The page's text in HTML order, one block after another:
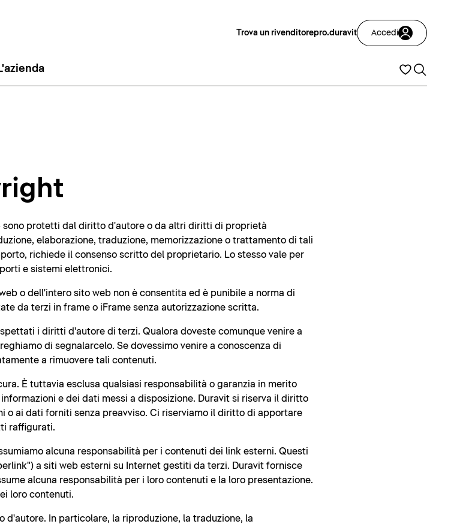
Trova un rivenditorepro.duravit Accedi
protetti dal diritto d'autore o da altri diritti di proprietà
elaborazione, traduzione, memorizzazione o trattamento di tali
richiede il consenso scritto del proprietario. Lo stesso vale per
e sistemi elettronici.
o dell'intero sito web non è consentita ed è punibile a norma di
da terzi in frame o iFrame senza autorizzazione scritta.
i diritti d'autore di terzi. Qualora doveste comunque venire a
di segnalarcelo. Se dovessimo venire a conoscenza di
a rimuovere tali contenuti.
È tuttavia esclusa qualsiasi responsabilità o garanzia in merito
e dei dati messi a disposizione. Duravit si riserva il diritto
o ai dati forniti senza preavviso. Ci riserviamo il diritto di apportare
raffigurati.
alcuna responsabilità per i contenuti dei link esterni. Questi
a siti web esterni su Internet gestiti da terzi. Duravit fornisce
alcuna responsabilità per i loro contenuti e la loro presentazione.
loro contenuti.
In particolare, la riproduzione, la traduzione, la